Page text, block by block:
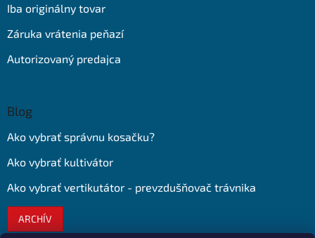
Iba originálny tovar
Záruka vrátenia peňazí
Autorizovaný predajca
Blog
Ako vybrať správnu kosačku?
Ako vybrať kultivátor
Ako vybrať vertikutátor - prevzdušňovač trávnika
ARCHÍV